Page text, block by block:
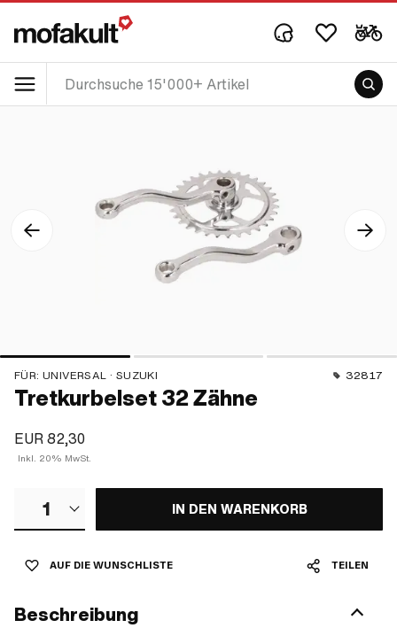
FÜR: UNIVERSAL · SUZUKI 32817
Tretkurbelset 32 Zähne
EUR 82,30
Inkl. 20% MwSt.
1 IN DEN WARENKORB
AUF DIE WUNSCHLISTE TEILEN
Beschreibung